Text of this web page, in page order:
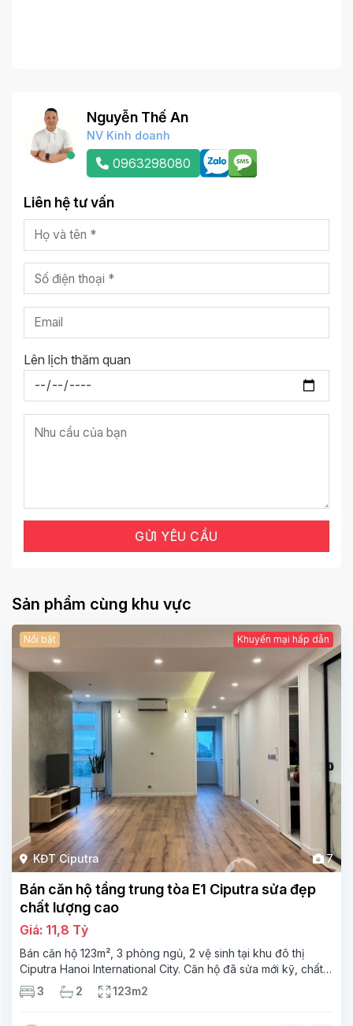
Nguyễn Thế An
NV Kinh doanh
0963298080
Liên hệ tư vấn
Lên lịch thăm quan
Sản phẩm cùng khu vực
KĐT Ciputra 7
Nổi bật Khuyến mại hấp dẫn
Bán căn hộ tầng trung tòa E1 Ciputra sửa đẹp
chất lượng cao
Giá: 11,8 Tỷ
Bán căn hộ 123m², 3 phòng ngủ, 2 vệ sinh tại khu đô thị
Ciputra Hanoi International City. Căn hộ đã sửa mới kỹ, chất
lượng cao, sàn gỗ, bếp hiện đại, không gian thoáng sáng.
3 2 123m2